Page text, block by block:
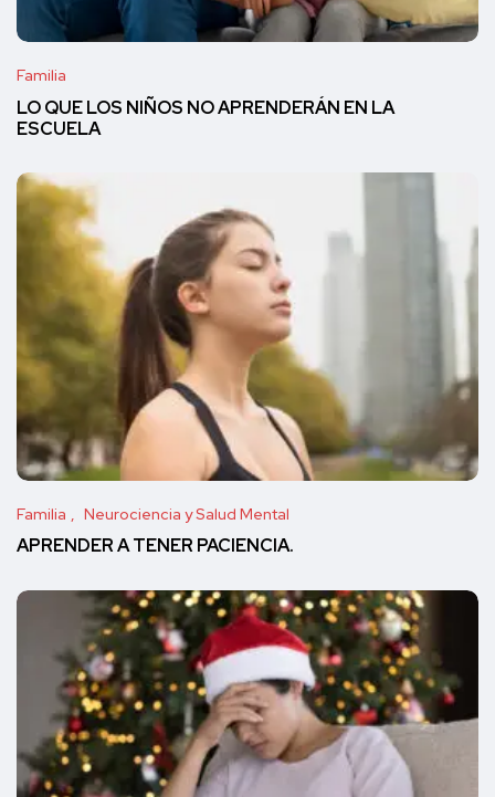
Familia
LO QUE LOS NIÑOS NO APRENDERÁN EN LA
ESCUELA
Familia Neurociencia y Salud Mental
APRENDER A TENER PACIENCIA.